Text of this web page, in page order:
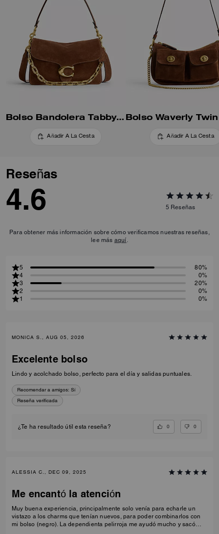
Bolso Bandolera Tabby con Cadena
Añadir A La Cesta Añadir A La Cesta
Reseñas
4.6 5 Reseñas
Para obtener más información sobre cómo verificamos nuestras reseñas,
lee más aquí
5
80%
4
0%
3
20%
2
0%
1
0%
MONICA S., AUG 05, 2026
Excelente bolso
Lindo y acolchado bolso, perfecto para el día y salidas puntuales.
Recomendar a amigos: Sí
Reseña verificada
¿Te ha resultado útil esta reseña? 0 0
ALESSIA C., DEC 09, 2025
Me encantó la atención
Muy buena experiencia, principalmente solo venía para echarle un
vistazo a los charms que tenían nuevos, para poder combinarlos con
mi bolso (negro). La dependienta pelirroja me ayudó mucho y sacó